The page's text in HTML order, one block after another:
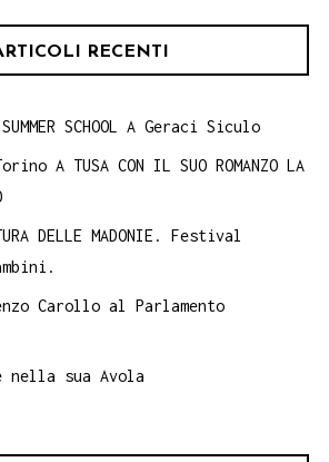
RECENTI
SUMMER SCHOOL A Geraci Siculo
A TUSA CON IL SUO ROMANZO LA
DELLE MADONIE. Festival
Carollo al Parlamento
nella sua Avola